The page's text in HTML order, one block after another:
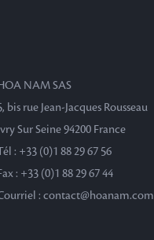
NAM SAS
bis rue Jean-Jacques Rousseau
Sur Seine 94200 France
: +33 (0)1 88 29 67 56
: +33 (0)1 88 29 67 44
: contact@hoanam.com